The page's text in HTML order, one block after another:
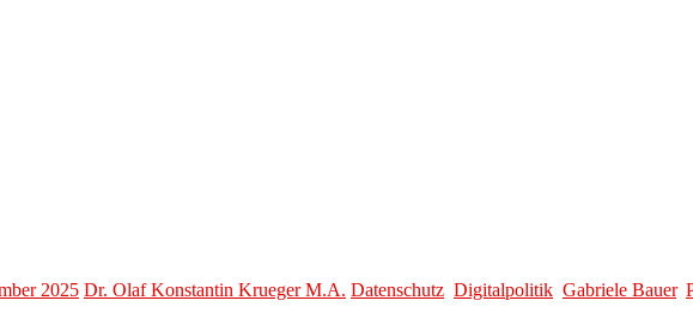
2025 Dr. Olaf Konstantin Krueger M.A. Datenschutz Digitalpolitik Gabriele Bauer,